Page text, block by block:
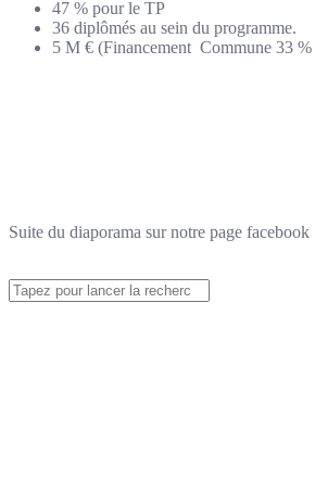
47 % pour le TP
36 diplômés au sein du programme.
5 M € (Financement Commune 33
Suite du diaporama sur notre page facebook